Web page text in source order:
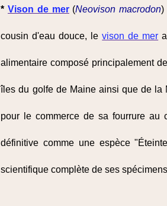
*Vison de mer(Neovison macrodon)
cousin d'eau douce, levison de mer
alimentaire composé principalement de
îles du golfe de Maine ainsi que de la
pour le commerce de sa fourrure au
définitive comme une espèce
scientifique complète de ses